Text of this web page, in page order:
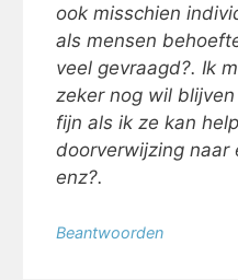
ook misschien
als mensen
veel gevraagd?. Ik
zeker nog wil
fijn als ik ze kan
doorverwijzing naar
enz?.
Beantwoorden